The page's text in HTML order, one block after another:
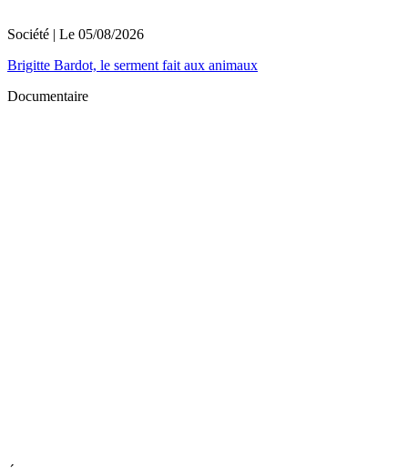
Société | Le 05/08/2026
Brigitte Bardot, le serment fait aux animaux
Documentaire